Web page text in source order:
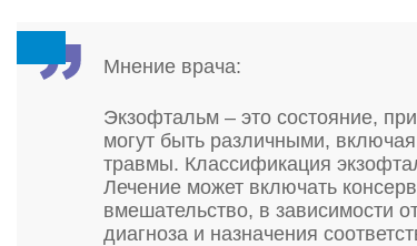
Мнение врача:
Экзофтальм – это состояние,
могут быть различными,
травмы. Классификация
Лечение может включать
вмешательство, в зависимости
диагноза и назначения